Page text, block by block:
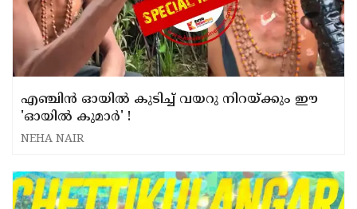
എഞ്ചിൻ ഓയിൽ കുടിച്ച് വയറു നിറയ്ക്കും ഈ
'ഓയിൽ കുമാർ' !
NEHA NAIR